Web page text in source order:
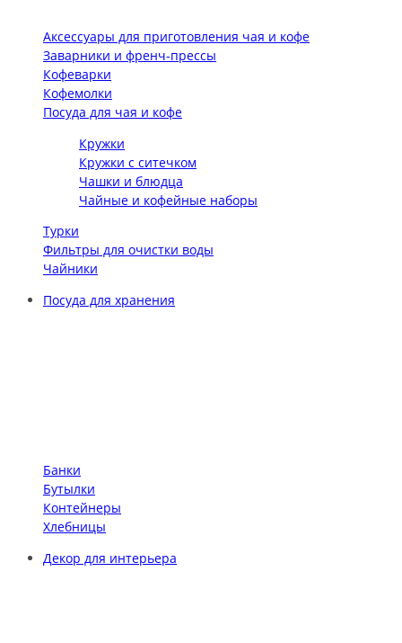
Аксессуары для приготовления чая и кофе
Заварники и френч-прессы
Кофеварки
Кофемолки
Посуда для чая и кофе
Кружки
Кружки с ситечком
Чашки и блюдца
Чайные и кофейные наборы
Турки
Фильтры для очистки воды
Чайники
Посуда для хранения
Банки
Бутылки
Контейнеры
Хлебницы
Декор для интерьера